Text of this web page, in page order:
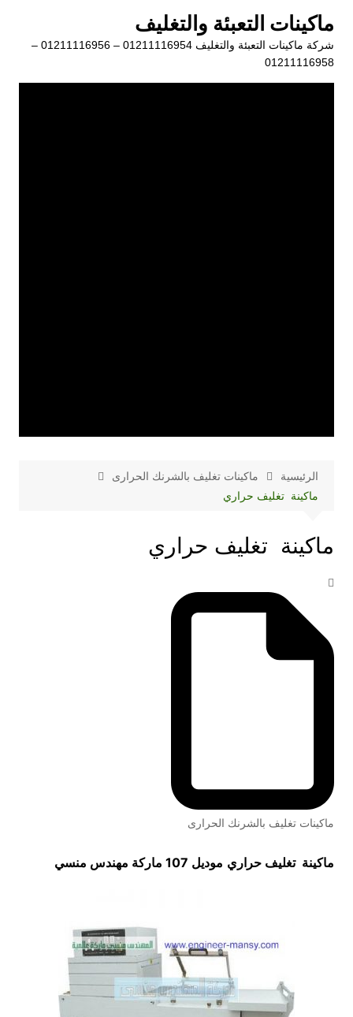
المحتوى
ماكينات التعبئة والتغليف
شركة ماكينات التعبئة والتغليف 01211116954 – 01211116956 –
01211116958
الرئيسية
ماكينات تغليف بالشرنك الحرارى
ماكينة تغليف حراري
ماكينة تغليف حراري
ماكينات تغليف بالشرنك الحرارى
ماكينة تغليف حراري موديل 107 ماركة مهندس منسي